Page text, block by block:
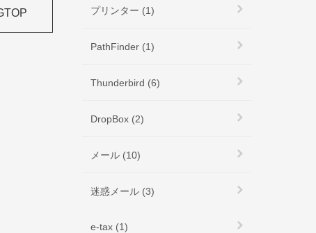
プリンター (1)
PathFinder (1)
Thunderbird (6)
DropBox (2)
メール (10)
迷惑メール (3)
e-tax (1)